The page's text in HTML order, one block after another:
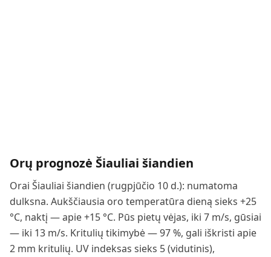
Orų prognozė Šiauliai šiandien
Orai Šiauliai šiandien (rugpjūčio 10 d.): numatoma
dulksna. Aukščiausia oro temperatūra dieną sieks +25
°C, naktį — apie +15 °C. Pūs pietų vėjas, iki 7 m/s, gūsiai
— iki 13 m/s. Kritulių tikimybė — 97 %, gali iškristi apie
2 mm kritulių. UV indeksas sieks 5 (vidutinis),